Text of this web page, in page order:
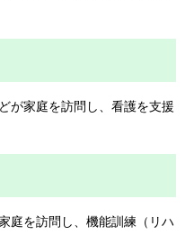
が家庭を訪問し、看護を支援
庭を訪問し、機能訓練（リハ